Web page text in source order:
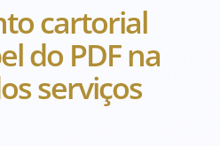
cartorial
do PDF na
serviços